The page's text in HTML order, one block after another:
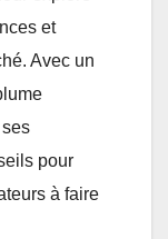
et
Avec un
pour
à faire